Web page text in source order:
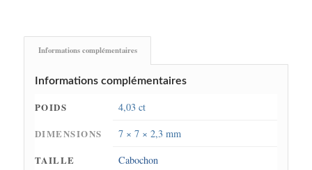
Informations complémentaires
Informations complémentaires
POIDS
4,03 ct
DIMENSIONS
7 × 7 × 2,3 mm
TAILLE
Cabochon